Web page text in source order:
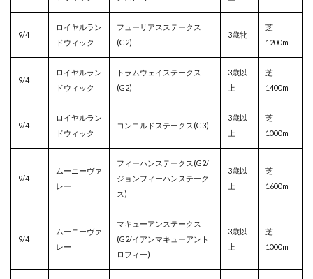
9/4
ロイヤルラン
ドウィック
フューリアスステークス
(G2)
3歳牝
芝
1200m
9/4
ロイヤルラン
ドウィック
トラムウェイステークス
(G2)
3歳以
上
芝
1400m
9/4
ロイヤルラン
ドウィック
コンコルドステークス(G3)
3歳以
上
芝
1000m
9/4
ムーニーヴァ
レー
フィーハンステークス(G2/
ジョンフィーハンステーク
ス)
3歳以
上
芝
1600m
9/4
ムーニーヴァ
レー
マキューアンステークス
(G2/イアンマキューアント
ロフィー)
3歳以
上
芝
1000m